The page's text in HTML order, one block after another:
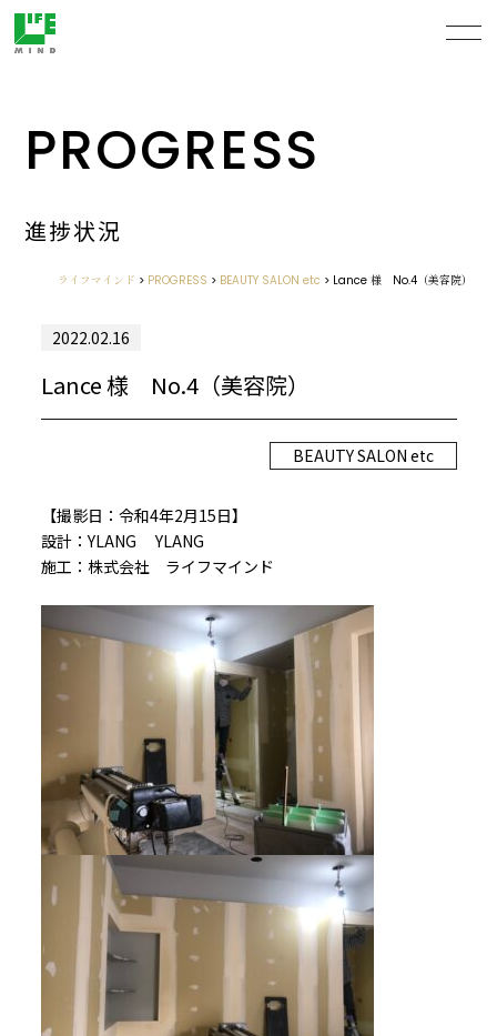
PROGRESS
進捗状況
ライフマインド > PROGRESS > BEAUTY SALON etc > Lance 様 No.4（美容院）
2022.02.16
Lance 様 No.4（美容院）
BEAUTY SALON etc
【撮影日：令和4年2月15日】
設計：YLANG YLANG
施工：株式会社 ライフマインド